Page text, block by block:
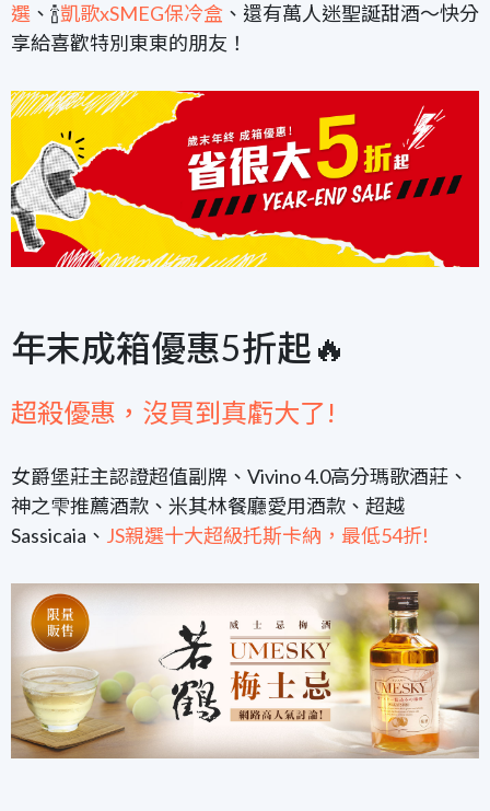
選 、🍾凱歌xSMEG保冷盒 、還有萬人迷聖誕甜酒～快分
享給喜歡特別東東的朋友！
年末成箱優惠5折起🔥
超殺優惠，沒買到真虧大了!
女爵堡莊主認證超值副牌、Vivino 4.0高分瑪歌酒莊、
神之雫推薦酒款、米其林餐廳愛用酒款、超越
Sassicaia、 JS親選十大超級托斯卡納，最低54折!